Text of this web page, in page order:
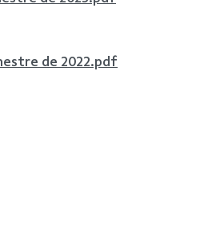
de 2022.pdf